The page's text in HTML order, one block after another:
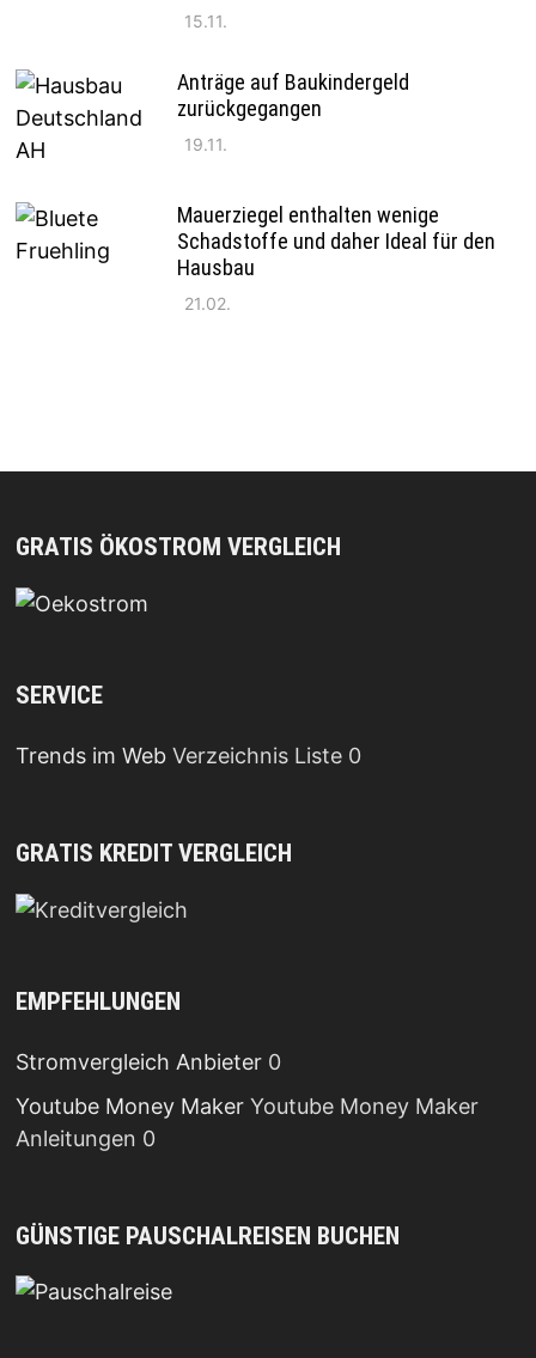
15.11.
Anträge auf Baukindergeld
zurückgegangen
19.11.
Mauerziegel enthalten wenige
Schadstoffe und daher Ideal für den
Hausbau
21.02.
GRATIS ÖKOSTROM VERGLEICH
SERVICE
Trends im WebVerzeichnis Liste 0
GRATIS KREDIT VERGLEICH
EMPFEHLUNGEN
Stromvergleich Anbieter0
Youtube Money MakerYoutube Money Maker
Anleitungen 0
GÜNSTIGE PAUSCHALREISEN BUCHEN